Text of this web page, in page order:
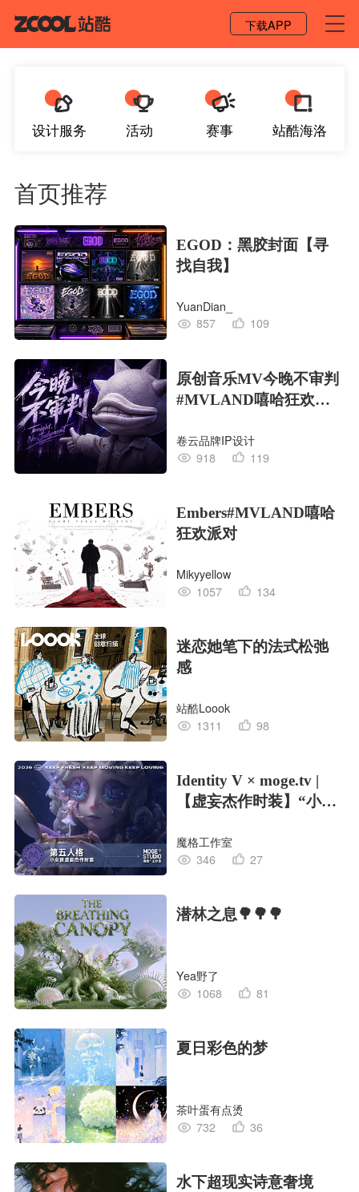
下载APP
设计服务 活动 赛事 站酷海洛
首页推荐
EGOD：黑胶封面【寻
找自我】
YuanDian_
857
109
原创音乐MV今晚不审判
#MVLAND嘻哈狂欢派
卷云品牌IP设计
918
119
Embers#MVLAND嘻哈
狂欢派对
Mikyyellow
1057
134
迷恋她笔下的法式松弛
感
站酷Loook
1311
98
Identity V × moge.tv |
【虚妄杰作时装】“小女
魔格工作室
346
27
潜林之息🌳🌳🌳
Yea野了
1068
81
夏日彩色的梦
茶叶蛋有点烫
732
36
水下超现实诗意奢境